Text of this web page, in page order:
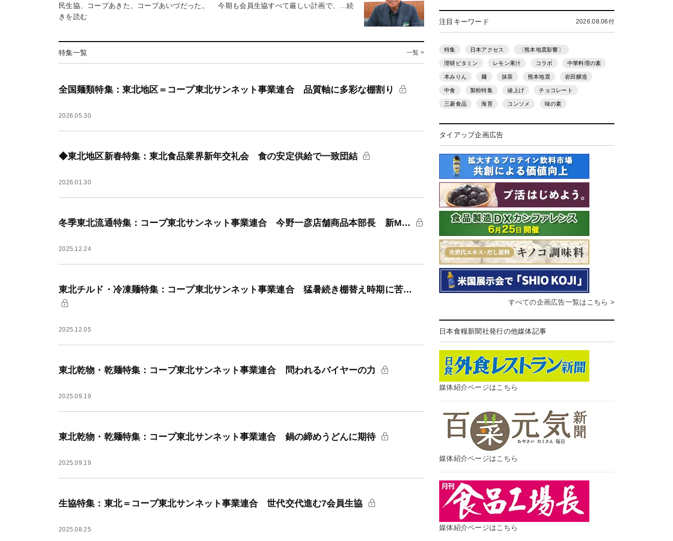
民生協、コープあきた、コープあいづだった。 今期も会員生協すべて厳しい計画で、…続
きを読む
特集一覧 一覧 >
全国麺類特集：東北地区＝コープ東北サンネット事業連合 品質軸に多彩な棚割り
2026.05.30
◆東北地区新春特集：東北食品業界新年交礼会 食の安定供給で一致団結
2026.01.30
冬季東北流通特集：コープ東北サンネット事業連合 今野一彦店舗商品本部長 新M…
2025.12.24
東北チルド・冷凍麺特集：コープ東北サンネット事業連合 猛暑続き棚替え時期に苦…
2025.12.05
東北乾物・乾麺特集：コープ東北サンネット事業連合 問われるバイヤーの力
2025.09.19
東北乾物・乾麺特集：コープ東北サンネット事業連合 鍋の締めうどんに期待
2025.09.19
生協特集：東北＝コープ東北サンネット事業連合 世代交代進む7会員生協
2025.08.25
注目キーワード 2026.08.06付
特集 日本アクセス 〔熊本地震影響〕
理研ビタミン レモン果汁 コラボ 中華料理の素
本みりん 麺 抹茶 熊本地震 岩田醸造
中食 製粉特集 値上げ チョコレート
三菱食品 海苔 コンソメ 味の素
タイアップ企画広告
すべての企画広告一覧はこちら >
日本食糧新聞社発行の他媒体記事
媒体紹介ページはこちら
媒体紹介ページはこちら
媒体紹介ページはこちら